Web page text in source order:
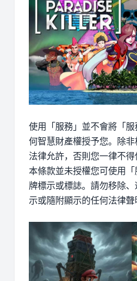
使用「服務」並不會將「
何智慧財產權授予您。除
法律允許，否則您一律不得
本條款並未授權您可使用
牌標示或標誌。請勿移除
示或隨附顯示的任何法律聲